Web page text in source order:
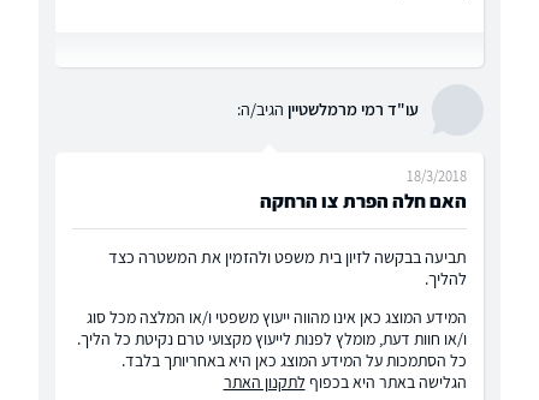
עו"ד רמי מרמלשטיין הגיב/ה:
האם חלה הפרת צו הרחקה
18/3/2018
תביעה בבקשה לזיון בית משפט ולהזמין את המשטרה כצד
להליך.
המידע המוצג כאן אינו מהווה ייעוץ משפטי ו/או המלצה מכל סוג
ו/או חוות דעת, מומלץ לפנות לייעוץ מקצועי טרם נקיטת כל הליך.
כל הסתמכות על המידע המוצג כאן היא באחריותך בלבד.
הגלישה באתר היא בכפוף לתקנון האתר